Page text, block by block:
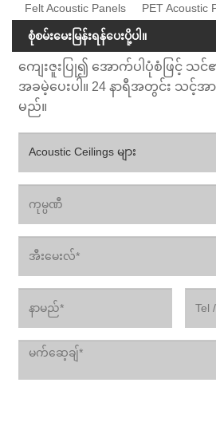
Felt Acoustic Panels PET Acoustic
စုံစမ်းမေးမြန်းရန်ပေးပို့ပါ။
ကျေးဇူးပြု၍ အောက်ပါပုံစံဖြင့် သင်
အခမဲ့ပေးပါ။ 24 နာရီအတွင်း သင့်အား
မည်။